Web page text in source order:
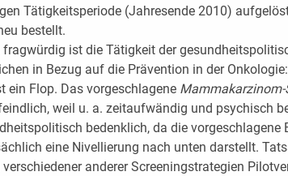
Tätigkeitsperiode (Jahresende 2010)
bestellt.
fragwürdig ist die Tätigkeit der
in Bezug auf die Prävention in der
ein Flop. Das vorgeschlagene Mammakarzinom-
weil u. a. zeitaufwändig und psychisch
bedenklich, da die vorgeschlagene
eine Nivellierung nach unten darstellt.
anderer Screeningstrategien